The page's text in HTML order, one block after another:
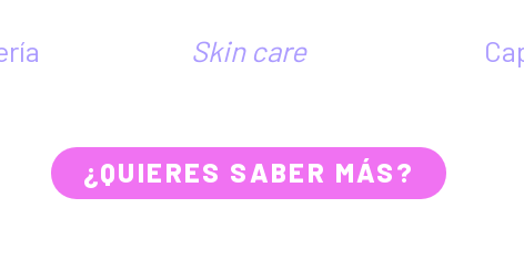
Skin care
¿QUIERES SABER MÁS?